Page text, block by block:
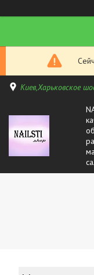
Киев,Харьковское